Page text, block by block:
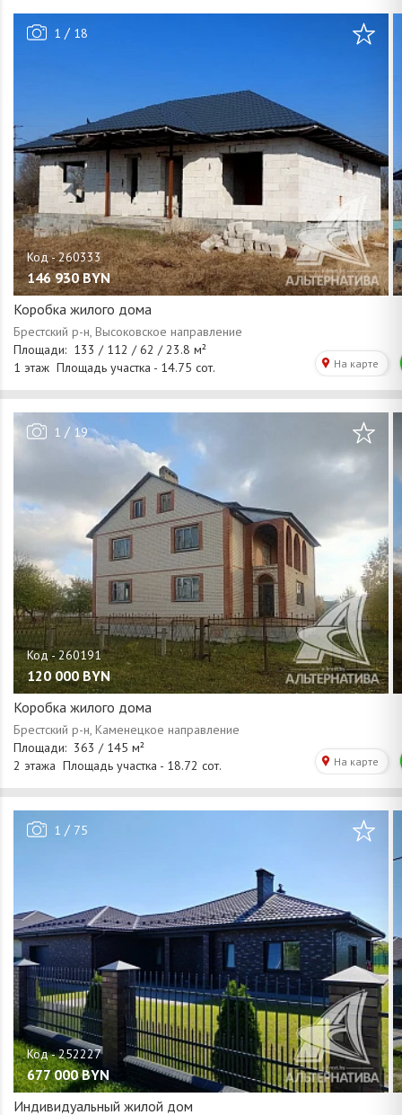
1 / 18
146 930 BYN
Коробка жилого дома
1 / 19
120 000 BYN
Коробка жилого дома
1 / 75
677 000 BYN
Индивидуальный жилой дом